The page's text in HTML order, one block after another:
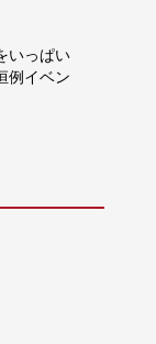
いっぱい
例イベン